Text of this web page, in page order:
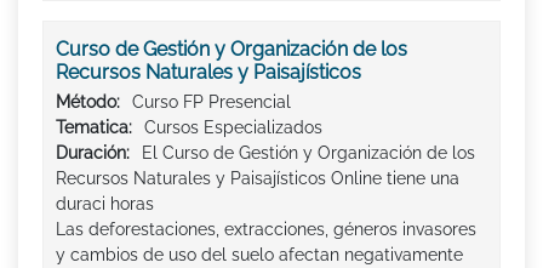
Curso de Gestión y Organización de los
Recursos Naturales y Paisajísticos
Método:
Curso FP Presencial
Tematica:
Cursos Especializados
Duración:
El Curso de Gestión y Organización de los
Recursos Naturales y Paisajísticos Online tiene una
duraci horas
Las deforestaciones, extracciones, géneros invasores
y cambios de uso del suelo afectan negativamente